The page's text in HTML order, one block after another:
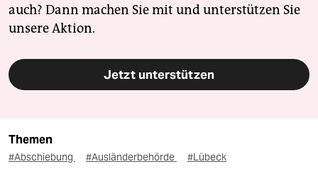
auch? Dann machen Sie mit und unterstützen Sie
unsere Aktion.
Jetzt unterstützen
Themen
#Abschiebung #Ausländerbehörde
#Lübeck